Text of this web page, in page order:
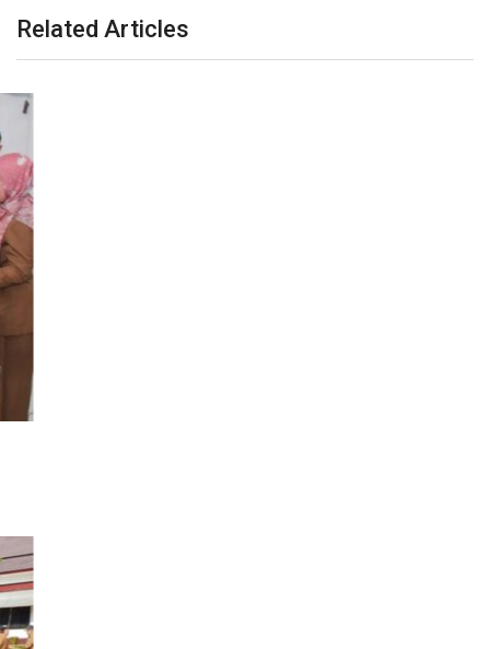
Related Articles